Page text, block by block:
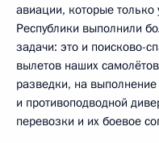
авиации, которые
Республики выполнили
задачи: это и поисково-
вылетов наших
разведки, на
и противоподводной
перевозки и их боевое